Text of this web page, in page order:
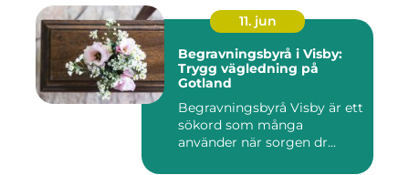
11. jun
Begravningsbyrå i Visby:
Trygg vägledning på
Gotland
Begravningsbyrå Visby är ett
sökord som många
använder när sorgen dr...